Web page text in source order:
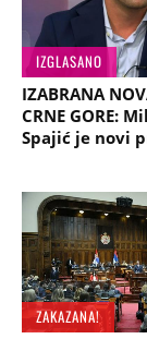
IZGLASANO
IZABRANA
CRNE GORE:
Spajić je novi
ZAKAZANA!